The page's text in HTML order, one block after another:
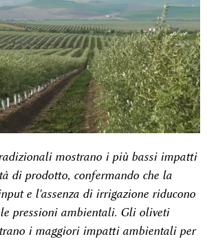
mostrano i più bassi impatti
di prodotto, confermando che la
e l'assenza di irrigazione riducono
pressioni ambientali. Gli oliveti
i maggiori impatti ambientali per